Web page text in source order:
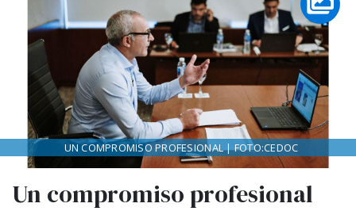
Un compromiso profesional
UN COMPROMISO PROFESIONAL | FOTO:CEDOC